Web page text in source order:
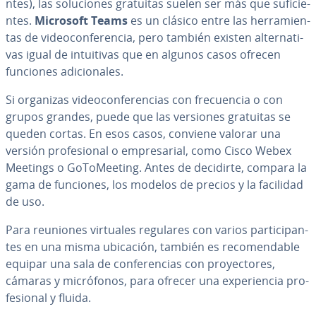
n­tes), las so­lu­cio­nes gratuitas suelen ser más que su­fi­cie­
n­tes. Microsoft Teams es un clásico entre las he­rra­mie­n­
tas de vi­deo­co­n­fe­re­n­cia, pero también existen al­te­r­na­ti­
vas igual de in­tui­ti­vas que en algunos casos ofrecen
funciones adi­cio­na­les.
Si organizas vi­deo­co­n­fe­re­n­cias con fre­cue­n­cia o con
grupos grandes, puede que las versiones gratuitas se
queden cortas. En esos casos, conviene valorar una
versión pro­fe­sio­nal o em­pre­sa­rial, como Cisco Webex
Meetings o Go­To­Mee­ti­ng. Antes de decidirte, compara la
gama de funciones, los modelos de precios y la facilidad
de uso.
Para reuniones virtuales regulares con varios pa­r­ti­ci­pa­n­
tes en una misma ubicación, también es re­co­me­n­da­ble
equipar una sala de co­n­fe­re­n­cias con pro­ye­c­to­res,
cámaras y mi­cró­fo­nos, para ofrecer una ex­pe­rie­n­cia pro­
fe­sio­nal y fluida.